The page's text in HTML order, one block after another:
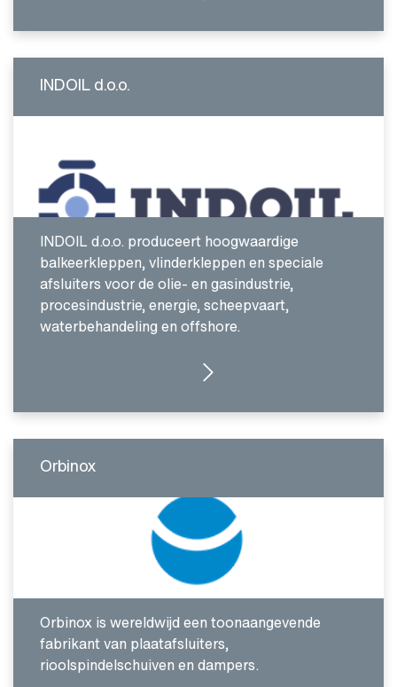
INDOIL d.o.o.
INDOIL d.o.o. produceert hoogwaardige
balkeerkleppen, vlinderkleppen en speciale
afsluiters voor de olie- en gasindustrie,
procesindustrie, energie, scheepvaart,
waterbehandeling en offshore.
GA NAAR INTRODUCTIE
Orbinox
Orbinox is wereldwijd een toonaangevende
fabrikant van plaatafsluiters,
rioolspindelschuiven en dampers.